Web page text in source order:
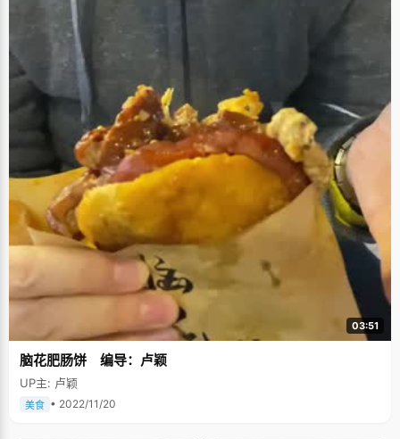
03:51
脑花肥肠饼 编导：卢颖
UP主: 卢颖
美食 • 2022/11/20